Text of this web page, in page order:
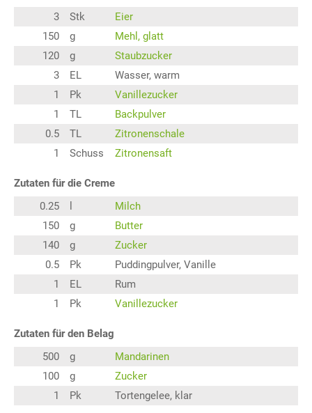
3 Stk
Eier
150
g
Mehl, glatt
120
g
Staubzucker
3
EL
Wasser, warm
1
Pk
Vanillezucker
1
TL
Backpulver
0.5
TL
Zitronenschale
1
Schuss Zitronensaft
Zutaten für die Creme
0.25
Milch
150
g
Butter
140
g
Zucker
0.5
Pk
Puddingpulver, Vanille
1
EL
Rum
1
Pk Vanillezucker
Zutaten für den Belag
500
g
Mandarinen
100
g
Zucker
1
Pk Tortengelee, klar